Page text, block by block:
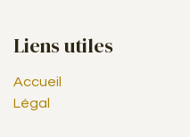
Liens utiles
Accueil
Légal